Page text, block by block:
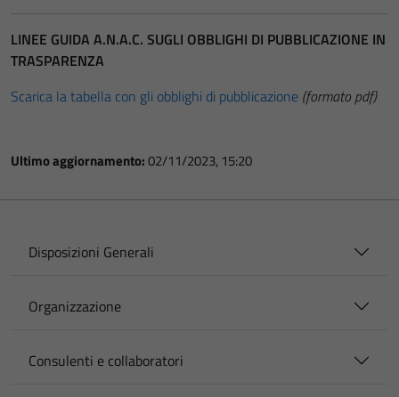
LINEE GUIDA A.N.A.C. SUGLI OBBLIGHI DI PUBBLICAZIONE IN
TRASPARENZA
Scarica la tabella con gli obblighi di pubblicazione (formato pdf)
Ultimo aggiornamento:02/11/2023, 15:20
Disposizioni Generali
Organizzazione
Consulenti e collaboratori